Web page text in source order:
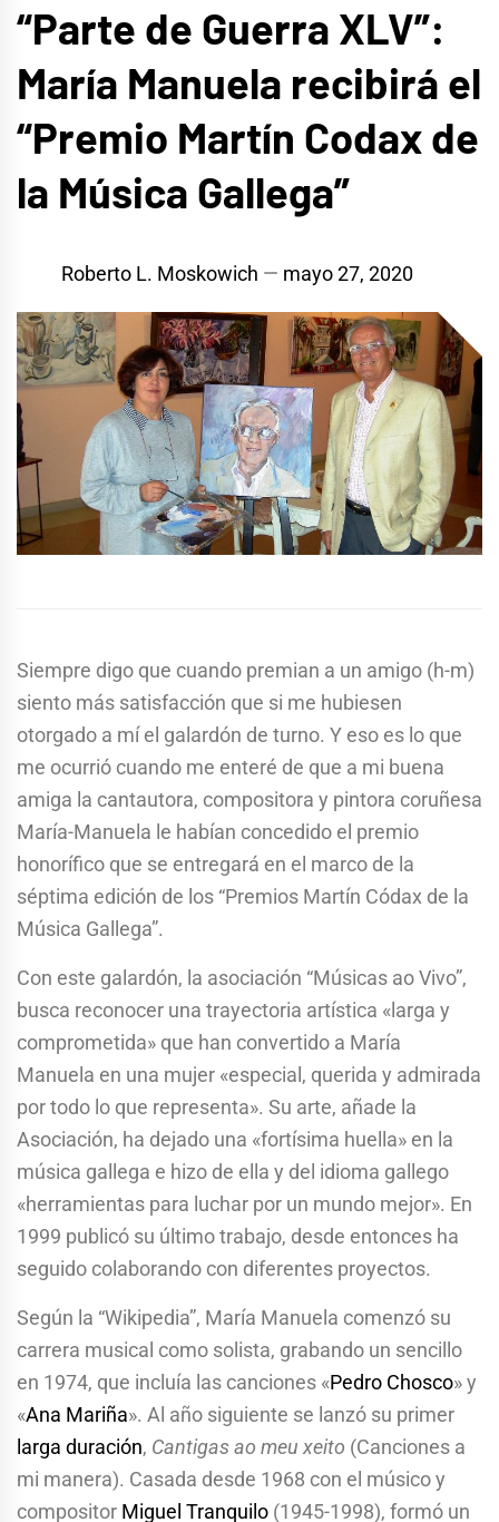
“Parte de Guerra XLV”:
María Manuela recibirá el
“Premio Martín Codax de
la Música Gallega”
Roberto L. Moskowich mayo 27, 2020
Siempre digo que cuando premian a un amigo (h-m)
siento más satisfacción que si me hubiesen
otorgado a mí el galardón de turno. Y eso es lo que
me ocurrió cuando me enteré de que a mi buena
amiga la cantautora, compositora y pintora coruñesa
María-Manuela le habían concedido el premio
honorífico que se entregará en el marco de la
séptima edición de los “Premios Martín Códax de la
Música Gallega”.
Con este galardón, la asociación “Músicas ao Vivo”,
busca reconocer una trayectoria artística «larga y
comprometida» que han convertido a María
Manuela en una mujer «especial, querida y admirada
por todo lo que representa». Su arte, añade la
Asociación, ha dejado una «fortísima huella» en la
música gallega e hizo de ella y del idioma gallego
«herramientas para luchar por un mundo mejor». En
1999 publicó su último trabajo, desde entonces ha
seguido colaborando con diferentes proyectos.
Según la “Wikipedia”, María Manuela comenzó su
carrera musical como solista, grabando un sencillo
en 1974, que incluía las canciones «Pedro Chosco» y
«Ana Mariña». Al año siguiente se lanzó su primer
larga duración, Cantigas ao meu xeito (Canciones a
mi manera). Casada desde 1968 con el músico y
compositor Miguel Tranquilo (1945-1998), formó un